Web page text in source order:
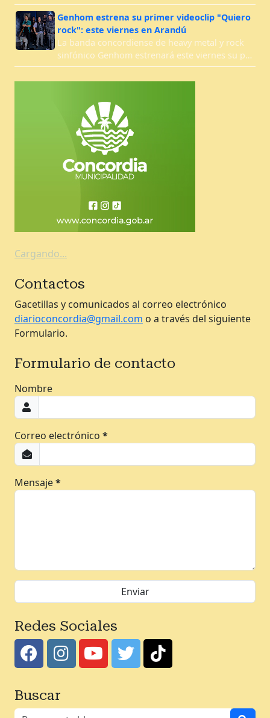
Genhom estrena su primer videoclip "Quiero
rock": este viernes en Arandú
La banda concordiense de heavy metal y rock
sinfónico Genhom estrenará este viernes su p…
Cargando...
Contactos
Gacetillas y comunicados al correo electrónico
diarioconcordia@gmail.com o a través del siguiente
Formulario.
Formulario de contacto
Nombre
Correo electrónico *
Mensaje*
Redes Sociales
Buscar